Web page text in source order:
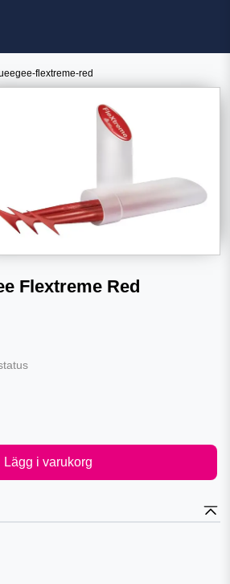
flextreme-red
Flextreme Red
Lägg i varukorg